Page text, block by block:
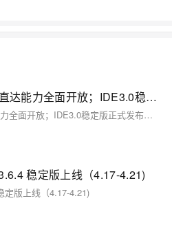
【社区每周】小程序搜索直达能力全面开放；IDE3.0稳定版正式发布（2022年6月第二期）
【社区每周】小程序搜索直达能力全面开放；IDE3.0稳定版正式发布（2022年6月第二期）
稳定版上线（4.17-4.21)
版上线（4.17-4.21)